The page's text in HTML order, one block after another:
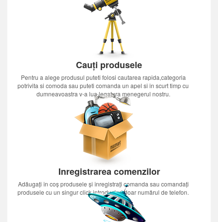
Cauți produsele
Pentru a alege produsul puteti folosi cautarea rapida,categoria
potrivita si comoda sau puteti comanda un apel si in scurt timp cu
dumneavoastra v-a lua legatura menegerul nostru.
Inregistrarea comenzilor
Adăugați în coș produsele și înregistrați comanda sau comandați
produsele cu un singur click introducînd doar numărul de telefon.